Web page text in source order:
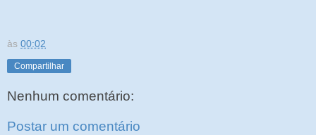
às 00:02
Compartilhar
Nenhum comentário:
Postar um comentário